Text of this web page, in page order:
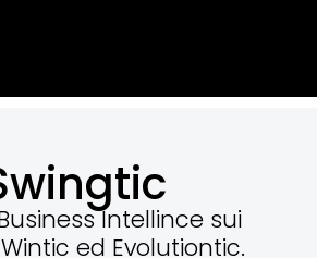
Intellince sui
ed Evolutiontic.